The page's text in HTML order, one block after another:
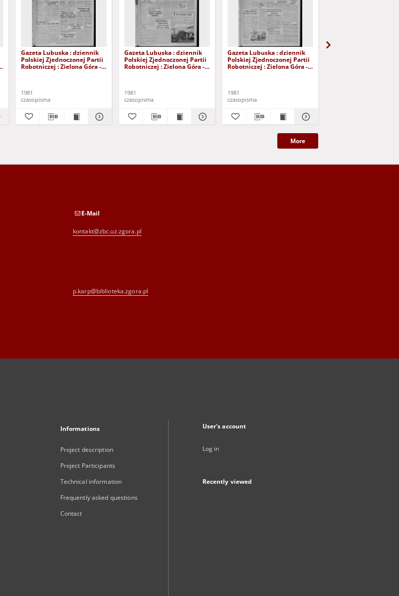
Gazeta Lubuska : dziennik
Polskiej Zjednoczonej Partii
Robotniczej : Zielona Góra -
1981
czasopisma
Gazeta Lubuska : dziennik
Polskiej Zjednoczonej Partii
Robotniczej : Zielona Góra -
1981
czasopisma
Gazeta Lubuska : dziennik
Polskiej Zjednoczonej Partii
Robotniczej : Zielona Góra -
1981
czasopisma
More
E-Mail
kontakt@zbc.uz.zgora.pl
p.karp@biblioteka.zgora.pl
Informations
Project description
Project Participants
Technical information
Frequently asked questions
Contact
User's account
Log in
Recently viewed